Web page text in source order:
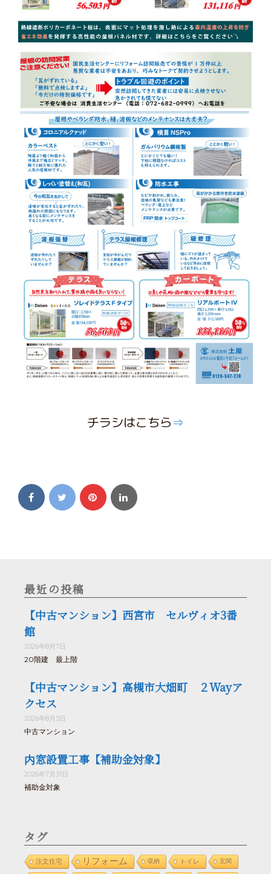
チラシはこちら⇒
最近の投稿
【中古マンション】西宮市 セルヴィオ3番
館
2026年8月7日
20階建 最上階
【中古マンション】高槻市大畑町 ２Wayア
クセス
2026年8月3日
中古マンション
内窓設置工事【補助金対象】
2026年7月31日
補助金対象
タグ
注文住宅 リフォーム 収納 トイレ 玄関